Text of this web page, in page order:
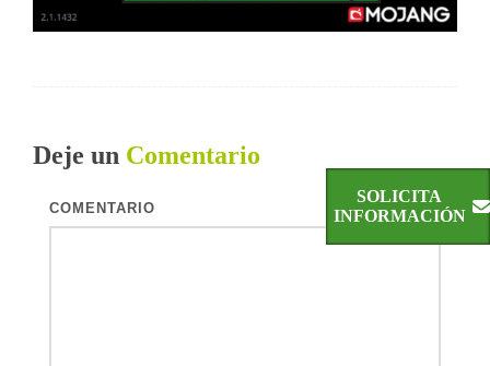
Deje un Comentario
COMENTARIO
SOLICITA
INFORMACIÓN